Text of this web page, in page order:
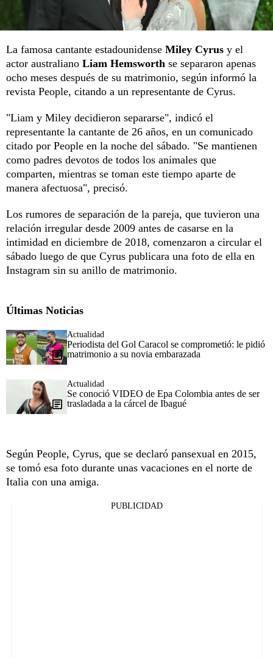
La famosa cantante estadounidense Miley Cyrus y el
actor australiano Liam Hemsworth se separaron apenas
ocho meses después de su matrimonio, según informó la
revista People, citando a un representante de Cyrus.
"Liam y Miley decidieron separarse", indicó el
representante la cantante de 26 años, en un comunicado
citado por People en la noche del sábado. "Se mantienen
como padres devotos de todos los animales que
comparten, mientras se toman este tiempo aparte de
manera afectuosa", precisó.
Los rumores de separación de la pareja, que tuvieron una
relación irregular desde 2009 antes de casarse en la
intimidad en diciembre de 2018, comenzaron a circular el
sábado luego de que Cyrus publicara una foto de ella en
Instagram sin su anillo de matrimonio.
Últimas Noticias
Actualidad
Periodista del Gol Caracol se comprometió: le pidió
matrimonio a su novia embarazada
Actualidad
Se conoció VIDEO de Epa Colombia antes de ser
trasladada a la cárcel de Ibagué
Según People, Cyrus, que se declaró pansexual en 2015,
se tomó esa foto durante unas vacaciones en el norte de
Italia con una amiga.
PUBLICIDAD